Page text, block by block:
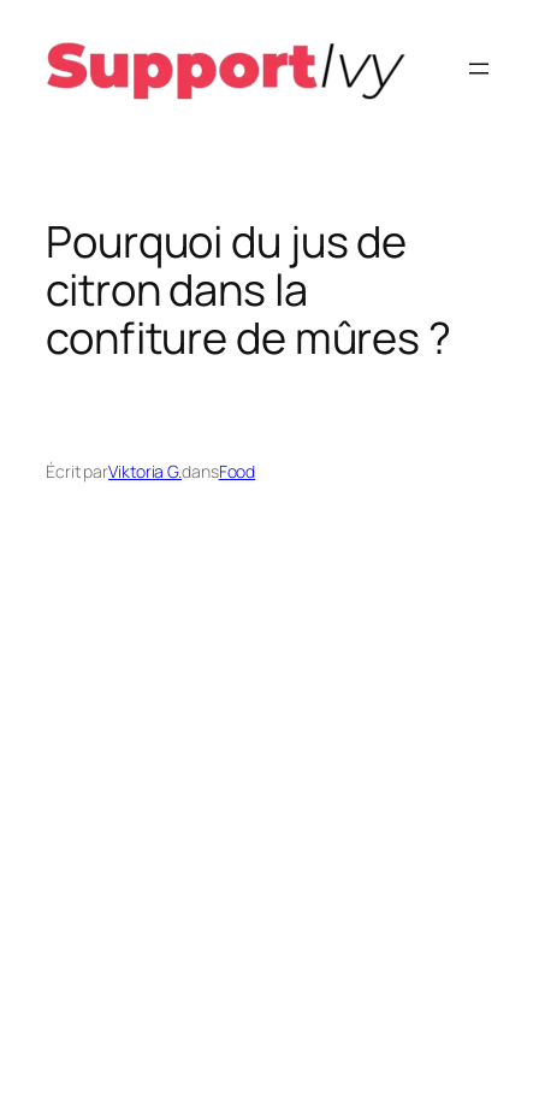
contenu
Pourquoi du jus de
citron dans la
confiture de mûres ?
Écrit parViktoria G.dansFood